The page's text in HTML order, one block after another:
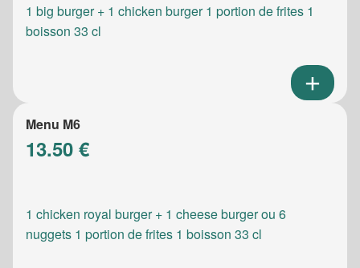
1 big burger + 1 chicken burger 1 portion de frites 1
boisson 33 cl
Menu M6
13.50 €
1 chicken royal burger + 1 cheese burger ou 6
nuggets 1 portion de frites 1 boisson 33 cl